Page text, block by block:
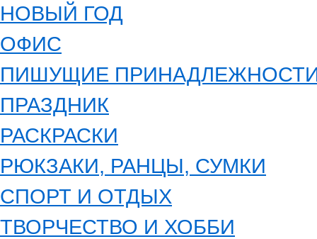
НОВЫЙ ГОД
ОФИС
ПИШУЩИЕ
ПРАЗДНИК
РАСКРАСКИ
РЮКЗАКИ, РАНЦЫ, СУМКИ
СПОРТ И ОТДЫХ
ТВОРЧЕСТВО И ХОББИ